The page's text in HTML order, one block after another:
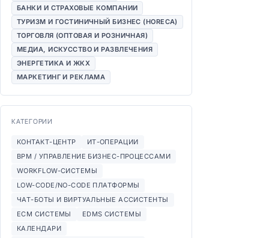
БАНКИ И СТРАХОВЫЕ КОМПАНИИ
ТУРИЗМ И ГОСТИНИЧНЫЙ БИЗНЕС (HORECA)
ТОРГОВЛЯ (ОПТОВАЯ И РОЗНИЧНАЯ)
МЕДИА, ИСКУССТВО И РАЗВЛЕЧЕНИЯ
ЭНЕРГЕТИКА И ЖКХ
МАРКЕТИНГ И РЕКЛАМА
КАТЕГОРИИ
КОНТАКТ-ЦЕНТР
ИТ-ОПЕРАЦИИ
BPM / УПРАВЛЕНИЕ БИЗНЕС-ПРОЦЕССАМИ
WORKFLOW-СИСТЕМЫ
LOW-CODE/NO-CODE ПЛАТФОРМЫ
ЧАТ-БОТЫ И ВИРТУАЛЬНЫЕ АССИСТЕНТЫ
ECM СИСТЕМЫ
EDMS СИСТЕМЫ
КАЛЕНДАРИ